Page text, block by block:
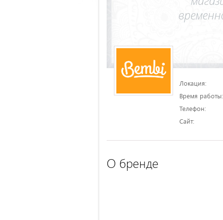
Локация:
Время работы:
Телефон:
Сайт:
О бренде